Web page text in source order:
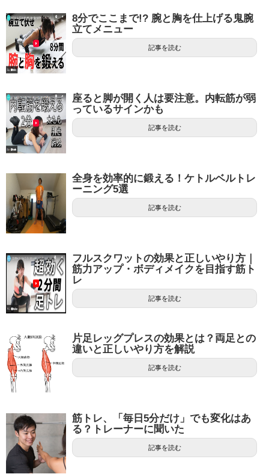
8分でここまで!? 腕と胸を仕上げる鬼腕
立てメニュー
記事を読む
座ると脚が開く人は要注意。内転筋が弱
っているサインかも
記事を読む
全身を効率的に鍛える！ケトルベルトレ
ーニング5選
記事を読む
フルスクワットの効果と正しいやり方｜
筋力アップ・ボディメイクを目指す筋ト
レ
記事を読む
片足レッグプレスの効果とは？両足との
違いと正しいやり方を解説
記事を読む
筋トレ、「毎日5分だけ」でも変化はあ
る？トレーナーに聞いた
記事を読む